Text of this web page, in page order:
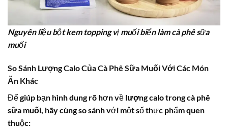
Nguyên liệu bột kem topping vị muối biển làm cà phê sữa
muối
So Sánh Lượng Calo Của Cà Phê Sữa Muối Với Các Món
Ăn Khác
Để giúp bạn hình dung rõ hơn về lượng calo trong cà phê
sữa muối , hãy cùng so sánh với một số thực phẩm quen
thuộc: